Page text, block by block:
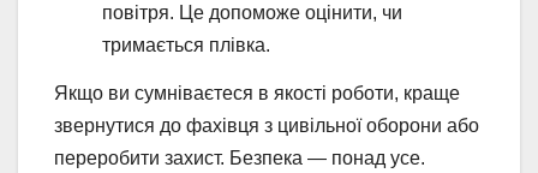
повітря. Це допоможе оцінити, чи
тримається плівка.
Якщо ви сумніваєтеся в якості роботи, краще
звернутися до фахівця з цивільної оборони або
переробити захист. Безпека — понад усе.